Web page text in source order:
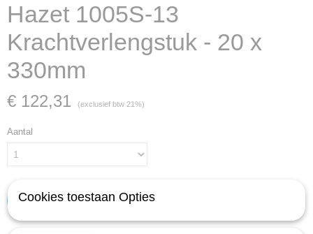
Hazet 1005S-13
Krachtverlengstuk - 20 x
330mm
€ 122,31 (exclusief btw 21%)
Aantal
IN WINKELWAGEN
Cookies toestaan Opties